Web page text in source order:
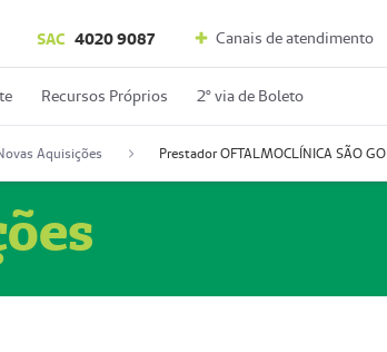
SAC 4020 9087 Canais de atendimento
Recursos Próprios 2º via de Boleto
Aquisições